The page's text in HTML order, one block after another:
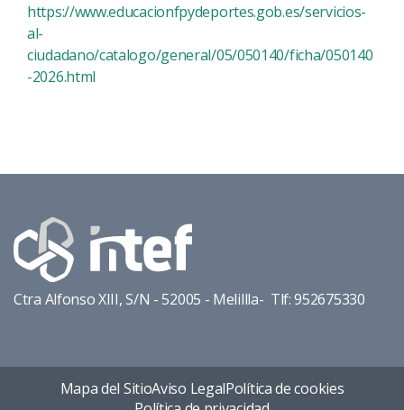
https://www.educacionfpydeportes.gob.es/servicios-
al-
ciudadano/catalogo/general/05/050140/ficha/050140
-2026.html
Ctra Alfonso XIII, S/N - 52005 - Melillla- Tlf: 952675330
Mapa del SitioAviso LegalPolítica de cookies